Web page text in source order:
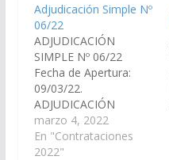
Adjudicación Simple Nº
06/22
ADJUDICACIÓN
SIMPLE Nº 06/22
Fecha de Apertura:
09/03/22.
ADJUDICACIÓN
SIMPLE 06/22:
«Compra de articulos
de libreria».
marzo 4, 2022
En "Contrataciones
2022"